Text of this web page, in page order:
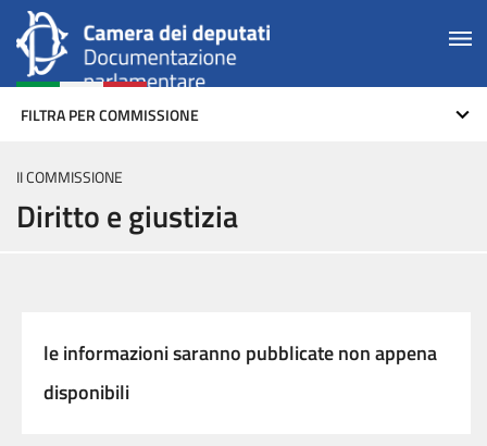
FILTRA PER COMMISSIONE
II COMMISSIONE
Diritto e giustizia
le informazioni saranno pubblicate non appena
disponibili